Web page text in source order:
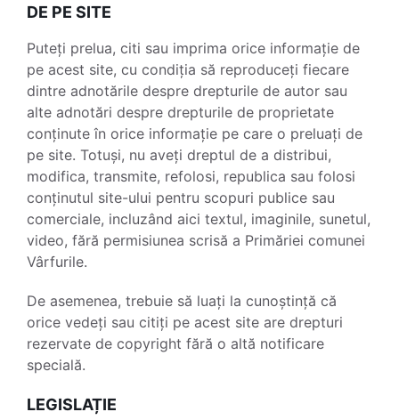
DE PE SITE
Puteți prelua, citi sau imprima orice informație de
pe acest site, cu condiția să reproduceți fiecare
dintre adnotările despre drepturile de autor sau
alte adnotări despre drepturile de proprietate
conținute în orice informație pe care o preluați de
pe site. Totuși, nu aveți dreptul de a distribui,
modifica, transmite, refolosi, republica sau folosi
conținutul site-ului pentru scopuri publice sau
comerciale, incluzând aici textul, imaginile, sunetul,
video, fără permisiunea scrisă a Primăriei comunei
Vârfurile.
De asemenea, trebuie să luați la cunoștință că
orice vedeți sau citiți pe acest site are drepturi
rezervate de copyright fără o altă notificare
specială.
LEGISLAȚIE